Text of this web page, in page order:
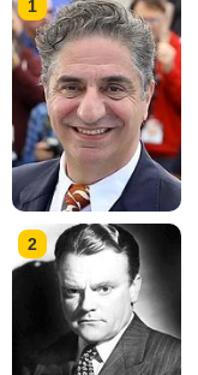
1
2